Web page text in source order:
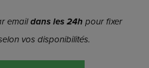
emaildans les 24h pour fixer
vos disponibilités.